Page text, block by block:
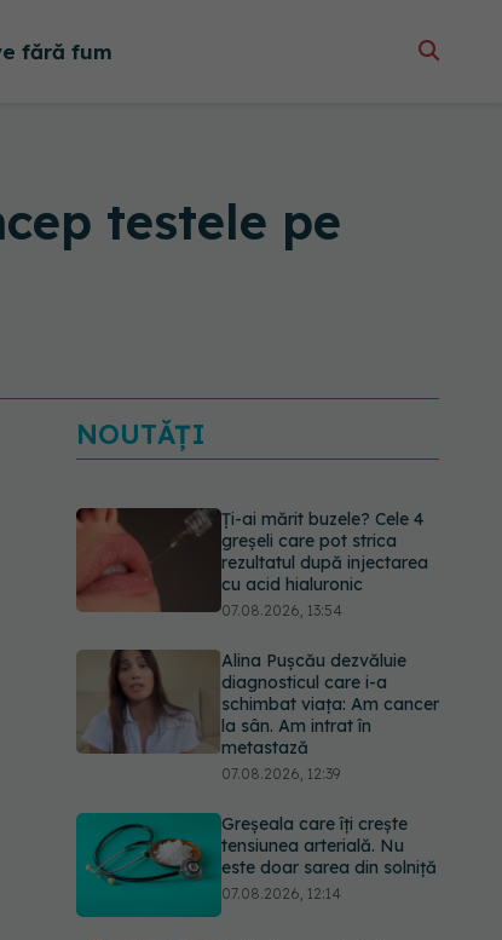
fără fum
testele pe
NOUTĂȚI
Ți-ai mărit buzele? Cele 4
greșeli care pot strica
rezultatul după injectarea
cu acid hialuronic
07.08.2026, 13:54
Alina Pușcău dezvăluie
diagnosticul care i-a
schimbat viața: Am cancer
la sân. Am intrat în
metastază
07.08.2026, 12:39
Greșeala care îți crește
tensiunea arterială. Nu
este doar sarea din solniță
07.08.2026, 12:14